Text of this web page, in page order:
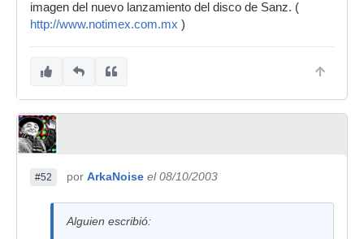
imagen del nuevo lanzamiento del disco de Sanz. (
http://www.notimex.com.mx )
#52 por ArkaNoise el 08/10/2003
Alguien escribió: